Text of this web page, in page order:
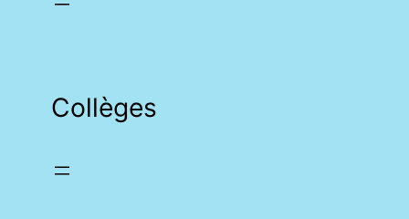
Collèges